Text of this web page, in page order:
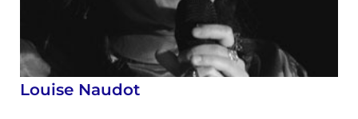
Louise Naudot